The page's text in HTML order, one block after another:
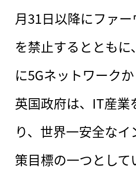
月31日以降にファ
を禁止するととも
に5Gネットワーク
英国政府は、IT産業
り、世界一安全な
策目標の一つとして